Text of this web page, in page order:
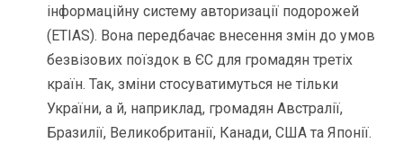
інформаційну систему авторизації подорожей
(ETIAS). Вона передбачає внесення змін до умов
безвізових поїздок в ЄС для громадян третіх
країн. Так, зміни стосуватимуться не тільки
України, а й, наприклад, громадян Австралії,
Бразилії, Великобританії, Канади, США та Японії.